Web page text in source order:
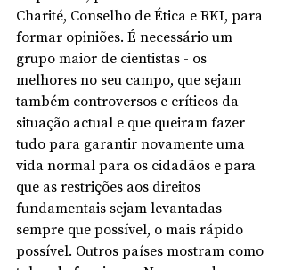
Charité, Conselho de Ética e RKI, para
formar opiniões. É necessário um
grupo maior de cientistas - os
melhores no seu campo, que sejam
também controversos e críticos da
situação actual e que queiram fazer
tudo para garantir novamente uma
vida normal para os cidadãos e para
que as restrições aos direitos
fundamentais sejam levantadas
sempre que possível, o mais rápido
possível. Outros países mostram como